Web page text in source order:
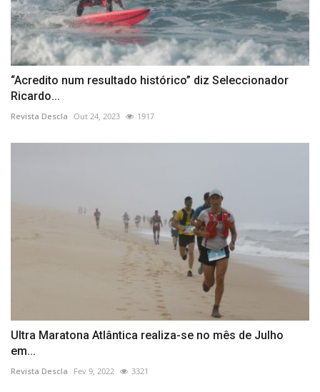
“Acredito num resultado histórico” diz Seleccionador
Ricardo...
Revista Descla Out 24, 2023 1917
Ultra Maratona Atlântica realiza-se no mês de Julho
em...
Revista Descla Fev 9, 2022 3321